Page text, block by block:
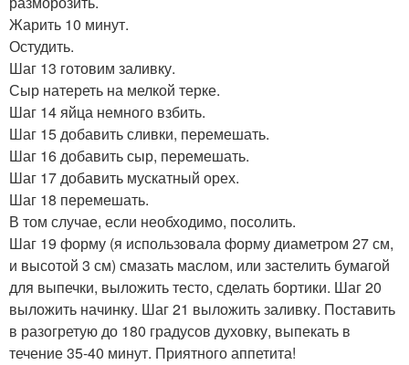
Жарить 10 минут.
Остудить.
Шаг 13 готовим заливку.
Сыр натереть на мелкой терке.
Шаг 14 яйца немного взбить.
Шаг 15 добавить сливки, перемешать.
Шаг 16 добавить сыр, перемешать.
Шаг 17 добавить мускатный орех.
Шаг 18 перемешать.
В том случае, если необходимо, посолить.
Шаг 19 форму (я использовала форму диаметром 27 см,
и высотой 3 см) смазать маслом, или застелить бумагой
для выпечки, выложить тесто, сделать бортики. Шаг 20
выложить начинку. Шаг 21 выложить заливку. Поставить
в разогретую до 180 градусов духовку, выпекать в
течение 35-40 минут. Приятного аппетита!